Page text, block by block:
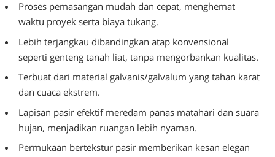
Proses pemasangan mudah dan cepat, menghemat
waktu proyek serta biaya tukang.
Lebih terjangkau dibandingkan atap konvensional
seperti genteng tanah liat, tanpa mengorbankan kualitas.
Terbuat dari material galvanis/galvalum yang tahan karat
dan cuaca ekstrem.
Lapisan pasir efektif meredam panas matahari dan suara
hujan, menjadikan ruangan lebih nyaman.
Permukaan bertekstur pasir memberikan kesan elegan